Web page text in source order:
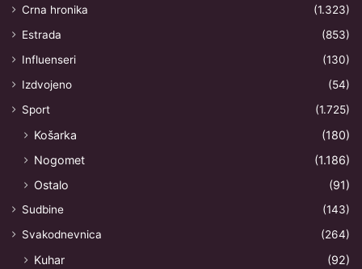
Crna hronika
(1.323)
Estrada
(853)
Influenseri
(130)
Izdvojeno
(54)
Sport
(1.725)
Košarka
(180)
Nogomet
(1.186)
Ostalo
(91)
Sudbine
(143)
Svakodnevnica
(264)
Kuhar
(92)